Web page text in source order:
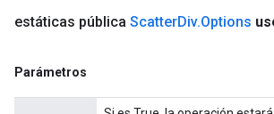
estáticas pública ScatterDiv.Options
Parámetros